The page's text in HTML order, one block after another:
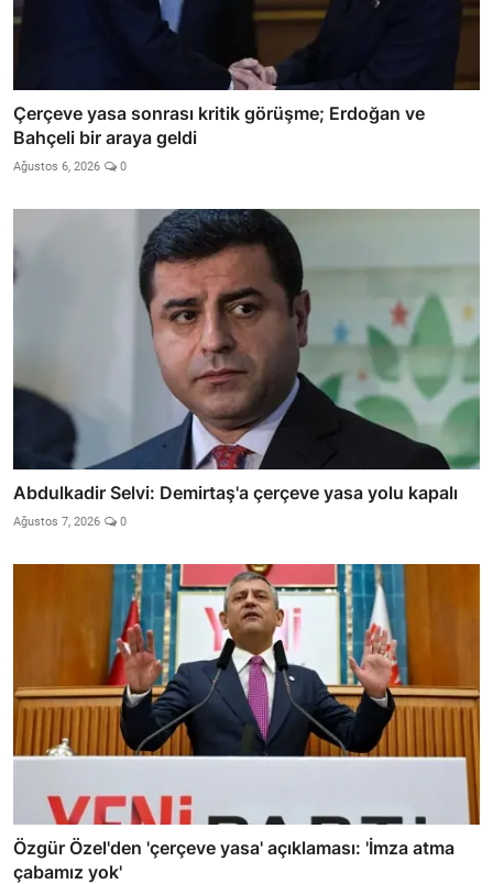
Çerçeve yasa sonrası kritik görüşme; Erdoğan ve
Bahçeli bir araya geldi
Ağustos 6, 2026 0
Abdulkadir Selvi: Demirtaş'a çerçeve yasa yolu kapalı
Ağustos 7, 2026 0
Özgür Özel'den 'çerçeve yasa' açıklaması: 'İmza atma
çabamız yok'